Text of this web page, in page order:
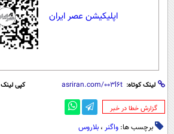
اپلیکیشن عصر ایران
لینک کوتاه: کپی لینک
‌گزارش خطا در خبر
برچسب ها: واگنر ، بلاروس